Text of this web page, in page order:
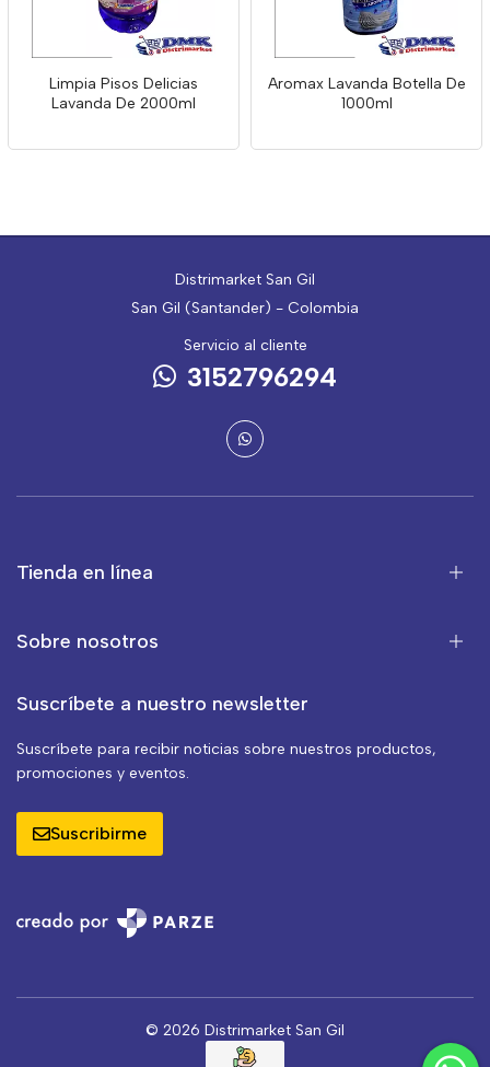
Limpia Pisos Delicias
Lavanda De 2000ml
Aromax Lavanda Botella De
1000ml
Distrimarket San Gil
San Gil (Santander) - Colombia
Servicio al cliente
3152796294
Tienda en línea
Sobre nosotros
Suscríbete a nuestro newsletter
Suscríbete para recibir noticias sobre nuestros productos,
promociones y eventos.
Suscribirme
© 2026 Distrimarket San Gil